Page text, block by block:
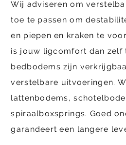
Wij adviseren om
toe te passen om
en piepen en kraken te
is jouw ligcomfort dan zelf
bedbodems zijn
verstelbare uitvoeringen.
lattenbodems,
spiraalboxsprings. Goed
garandeert een langere